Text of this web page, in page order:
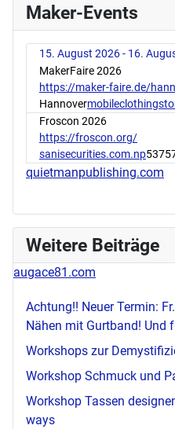
Maker-Events
15. August 2026 - 16.
MakerFaire 2026
https://maker-faire.de/
Hannover
Froscon 2026
https://froscon.org/
sanisecurities.com.np
quietmanpublishing.com
Weitere Beiträge
augace81.com
Achtung!! Neuer Termin:
Nähen mit Gurtband! Und
Workshops zur
Workshop Schmuck und
Workshop Tassen
ways